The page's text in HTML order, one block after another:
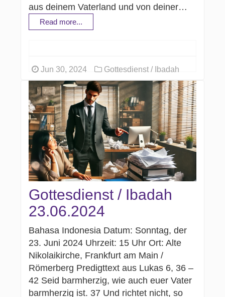
aus deinem Vaterland und von deiner…
Read more...
Jun 30, 2024 Gottesdienst / Ibadah
Gottesdienst / Ibadah
23.06.2024
Bahasa Indonesia Datum: Sonntag, der
23. Juni 2024 Uhrzeit: 15 Uhr Ort: Alte
Nikolaikirche, Frankfurt am Main /
Römerberg Predigttext aus Lukas 6, 36 –
42 Seid barmherzig, wie auch euer Vater
barmherzig ist. 37 Und richtet nicht, so